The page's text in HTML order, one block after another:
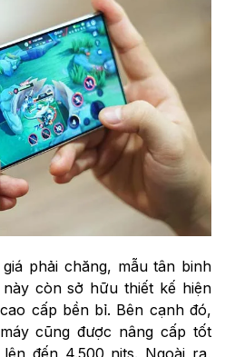
phải chăng, mẫu tân binh
còn sở hữu thiết kế hiện
cấp bền bỉ. Bên cạnh đó,
cũng được nâng cấp tốt